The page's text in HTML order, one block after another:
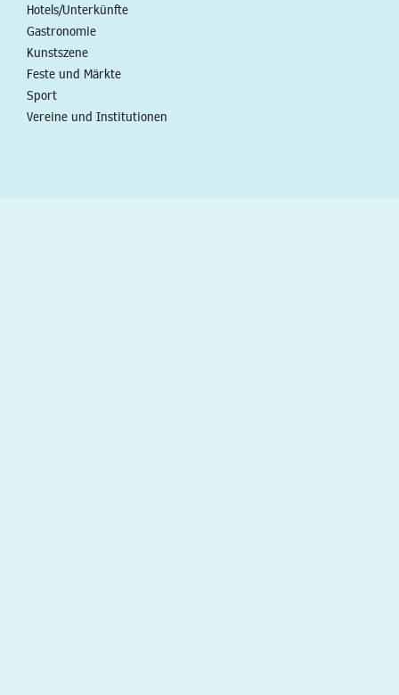
Hotels/Unterkünfte
Gastronomie
Kunstszene
Feste und Märkte
Sport
Vereine und Institutionen